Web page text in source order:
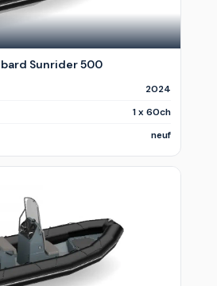
Sunrider 500
2024
1 x 60ch
neuf